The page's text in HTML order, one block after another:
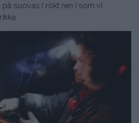
suovas ( rökt ren ) som vi